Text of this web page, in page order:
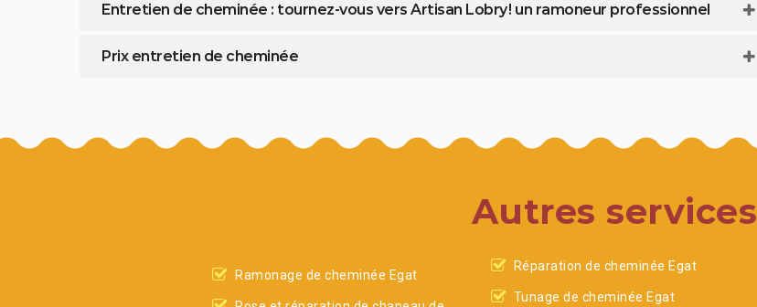
Entretien de cheminée : tournez-vous vers Artisan Lobry ! un ramoneur professionnel
Prix entretien de cheminée
Autres services
Ramonage de cheminée Egat
Réparation de cheminée Egat
Tunage de cheminée Egat